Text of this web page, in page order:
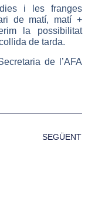
i les franges
de matí, matí +
la possibilitat
de tarda.
de l’AFA
SEGÜENT